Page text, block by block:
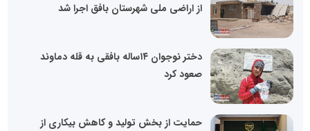
از اراضی ملی شهرستان بافق اجرا شد
دختر نوجوان ۱۴ساله بافقی به قله دماوند
صعود کرد
حمایت از بخش تولید و کاهش بیکاری از